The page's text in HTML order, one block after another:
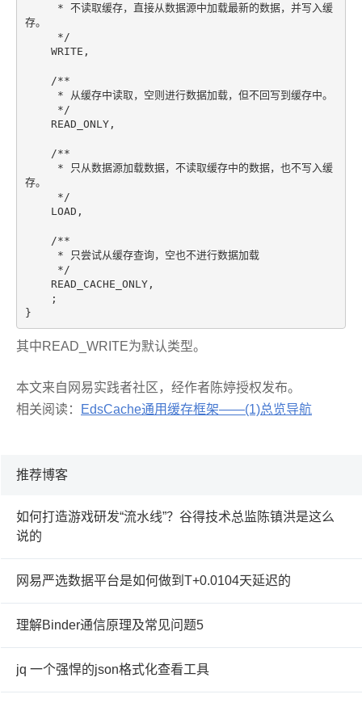
存。
     */
/**
     */
/**
存。
     */
/**
     */
}
其中READ_WRITE为默认类型。
本文来自网易实践者社区，经作者陈婷授权发布。
相关阅读：
EdsCache通用缓存框架——(1)总览导航
推荐博客
如何打造游戏研发“流水线”？谷得技术总监陈镇洪是这么
说的
网易严选数据平台是如何做到T+0.0104天延迟的
理解Binder通信原理及常见问题5
jq 一个强悍的json格式化查看工具